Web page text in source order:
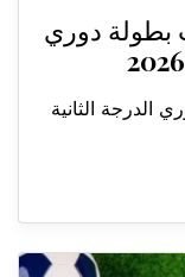
بطولة دوري
الدرجة الثانية